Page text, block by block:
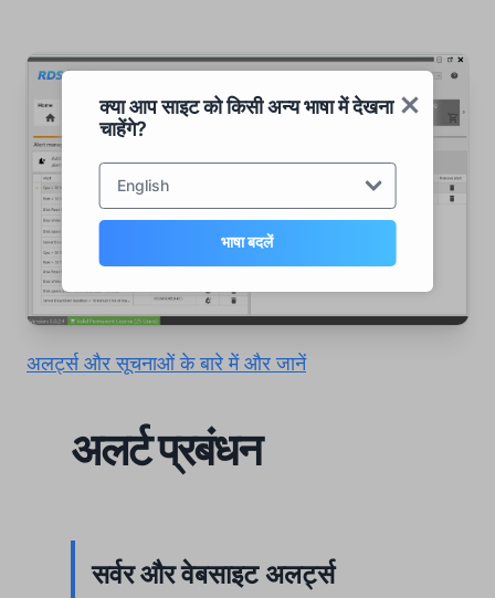
क्या आप साइट को किसी अन्य भाषा में देखना
चाहेंगे?
English
भाषा बदलें
अलर्ट प्रबंधन
सर्वर और वेबसाइट अलर्ट्स
अलर्ट्स और सूचनाओं के बारे में और जानें